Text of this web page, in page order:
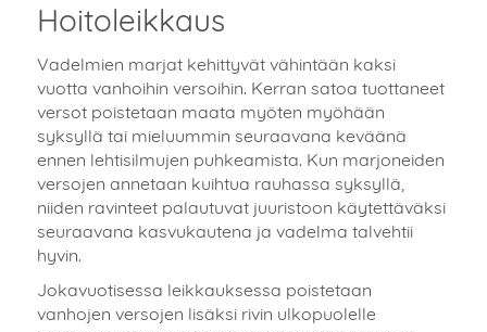
Hoitoleikkaus
Vadelmien marjat kehittyvät vähintään kaksi
vuotta vanhoihin versoihin. Kerran satoa tuottaneet
versot poistetaan maata myöten myöhään
syksyllä tai mieluummin seuraavana keväänä
ennen lehtisilmujen puhkeamista. Kun marjoneiden
versojen annetaan kuihtua rauhassa syksyllä,
niiden ravinteet palautuvat juuristoon käytettäväksi
seuraavana kasvukautena ja vadelma talvehtii
hyvin.
Jokavuotisessa leikkauksessa poistetaan
vanhojen versojen lisäksi rivin ulkopuolelle